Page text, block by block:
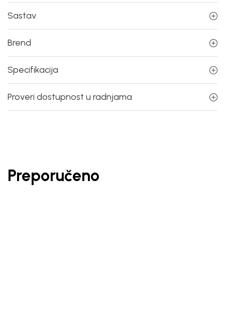
Sastav
Brend
Specifikacija
Proveri dostupnost u radnjama
Preporučeno